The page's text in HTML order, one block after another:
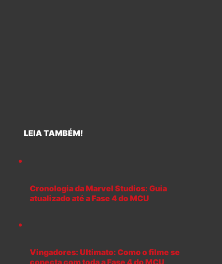
LEIA TAMBÉM!
Cronologia da Marvel Studios: Guia
atualizado até a Fase 4 do MCU
Vingadores: Ultimato: Como o filme se
conecta com toda a Fase 4 do MCU